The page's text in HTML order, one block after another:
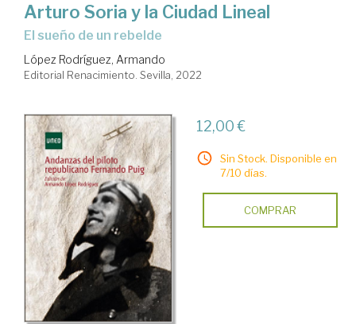
Arturo Soria y la Ciudad Lineal
el sueño de un rebelde
López Rodríguez, Armando
Editorial Renacimiento. Sevilla, 2022
12,00 €
Sin Stock. Disponible en
7/10 días.
COMPRAR